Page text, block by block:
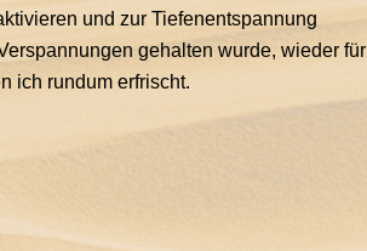
und zur Tiefenentspannung
gehalten wurde, wieder für
ich rundum erfrischt.